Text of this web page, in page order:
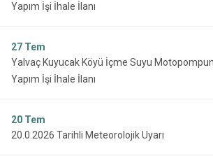
Yapım İşi İhale İlanı
27 Tem
Yalvaç Kuyucak Köyü İçme Suyu
Yapım İşi İhale İlanı
20 Tem
20.0.2026 Tarihli Meteorolojik Uyarı